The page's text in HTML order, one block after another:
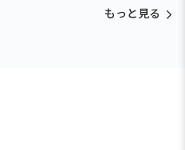
もっと見る